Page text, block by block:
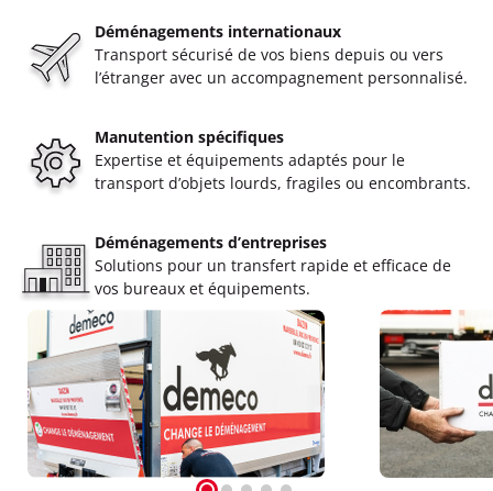
Déménagements internationaux
Transport sécurisé de vos biens depuis ou vers
l’étranger avec un accompagnement personnalisé.
Manutention spécifiques
Expertise et équipements adaptés pour le
transport d’objets lourds, fragiles ou encombrants.
Déménagements d’entreprises
Solutions pour un transfert rapide et efficace de
vos bureaux et équipements.